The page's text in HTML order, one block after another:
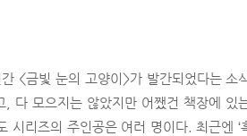
<금빛 눈의 고양이>가 발간되었다는 소
다 모으지는 않았지만 어쨌건 책장에 있
리즈의 주인공은 여러 명이다. 최근엔 ‘